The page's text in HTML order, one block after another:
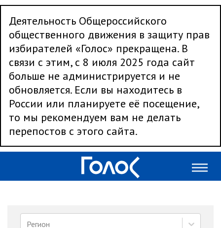
Деятельность Общероссийского
общественного движения в защиту прав
избирателей «Голос» прекращена. В
связи с этим, с 8 июля 2025 года сайт
больше не администрируется и не
обновляется. Если вы находитесь в
России или планируете её посещение,
то мы рекомендуем вам не делать
перепостов с этого сайта.
Регион